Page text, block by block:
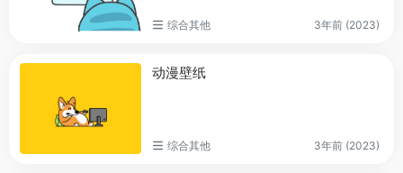
综合其他 3年前 (2023)
动漫壁纸
综合其他 3年前 (2023)